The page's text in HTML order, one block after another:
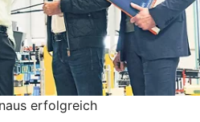
erfolgreich